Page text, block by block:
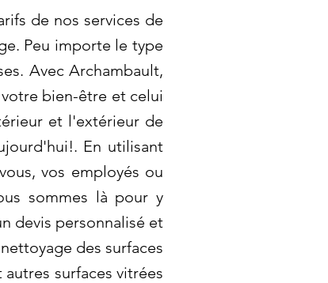
de nos services de
Peu importe le type
Avec Archambault,
bien-être et celui
et l'extérieur de
En utilisant
vos employés ou
sommes là pour y
devis personnalisé et
des surfaces
surfaces vitrées